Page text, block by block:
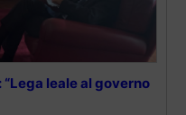
leale al governo